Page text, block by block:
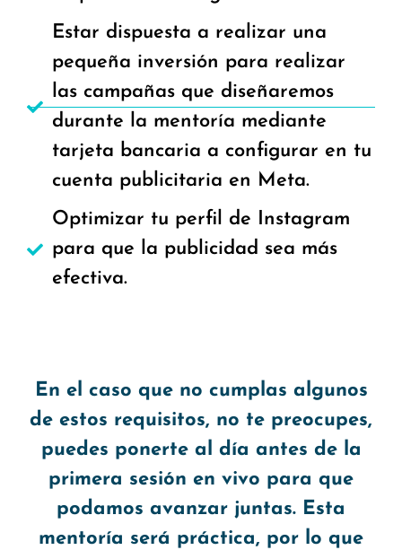
Estar dispuesta a realizar una
pequeña inversión para realizar
las campañas que diseñaremos
durante la mentoría mediante
tarjeta bancaria a configurar en tu
cuenta publicitaria en Meta.
Optimizar tu perfil de Instagram
para que la publicidad sea más
efectiva.
En el caso que no cumplas algunos
de estos requisitos, no te preocupes,
puedes ponerte al día antes de la
primera sesión en vivo para que
podamos avanzar juntas. Esta
mentoría será práctica, por lo que